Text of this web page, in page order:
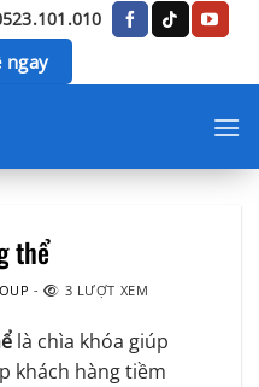
ngay
thể
- 3 LƯỢT XEM
là chìa khóa giúp
khách hàng tiềm